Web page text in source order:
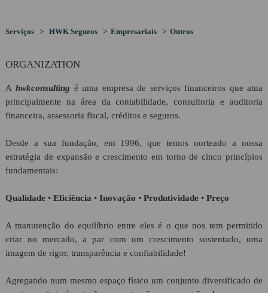
Visão
HWK Seguros
PROTOCOLOS
RECRUTAMENTO
LINKS
CONTACTOS
Geral
Serviços > HWK Seguros > Empresariais > Outros
ORGANIZATION
Ahwkconsulting é uma empresa de serviços financeiros que atua
principalmente na área da contabilidade, consultoria e auditoria
financeira, assessoria fiscal, créditos e seguros.
Desde a sua fundação, em 1996, que temos norteado a nossa
estratégia de expansão e crescimento em torno de cinco princípios
fundamentais:
Qualidade• Eficiência • Inovação • Produtividade• Preço
A manutenção do equilíbrio entre eles é o que nos tem permitido
criar no mercado, a par com um crescimento sustentado, uma
imagem de rigor, transparência e confiabilidade!
Agregando num mesmo espaço físico um conjunto diversificado de